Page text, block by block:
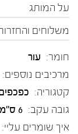
על המותג
משלוחים
חומר: עור
מרכיבים נוספים:
קטגוריה:
גובה עקב: 6 ס"מ
איך שומרים עליי: